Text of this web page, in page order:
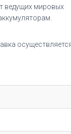
ведущих мировых